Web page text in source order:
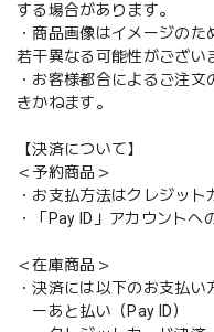
する場合があります。
・商品画像はイメージの
若干異なる可能性がござい
・お客様都合によるご注
きかねます。
【決済について】
＜予約商品＞
・お支払方法はクレジット
・「Pay ID」アカウントへ
＜在庫商品＞
・決済には以下のお支払い
ーあと払い（Pay ID）